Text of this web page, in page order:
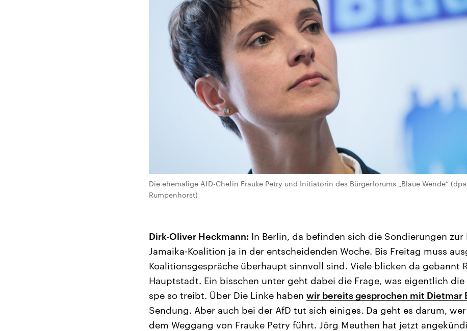
Die ehemalige AfD-Chefin Frauke Petry und Initiatorin des Bürgerforums „Blaue Wende“
Rumpenhorst)
Dirk-Oliver Heckmann: In Berlin, da befinden sich die Sondierungen
Jamaika-Koalition ja in der entscheidenden Woche. Bis Freitag muss
Koalitionsgespräche überhaupt sinnvoll sind. Viele blicken da gebannt
Hauptstadt. Ein bisschen unter geht dabei die Frage, was eigentlich
spe so treibt. Über Die Linke haben wir bereits gesprochen mit Dietmar
Sendung. Aber auch bei der AfD tut sich einiges. Da geht es darum,
dem Weggang von Frauke Petry führt. Jörg Meuthen hat jetzt